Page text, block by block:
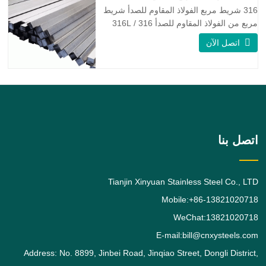
316 شريط مربع الفولاذ المقاوم للصدأ شريط
مربع من الفولاذ المقاوم للصدأ 316 / 316L
عبارة عن قضيب من سبائك الفولاذ المقاوم
اتصل الآن
اتصل بنا
Tianjin Xinyuan Stainless Steel Co., LTD
Mobile:+86-13821020718
WeChat:13821020718
E-mail:bill@cnxysteels.com
Address: No. 8899, Jinbei Road, Jinqiao Street, Dongli District,